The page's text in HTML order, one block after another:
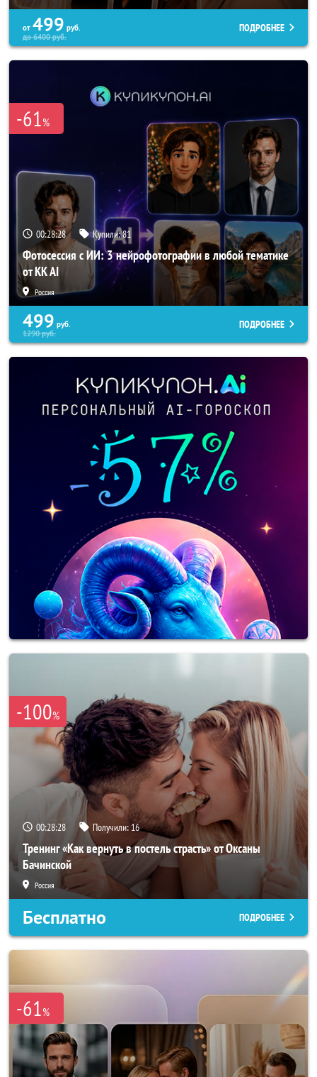
от 499 руб.
до6400руб.
ПОДРОБНЕЕ
-61%
00:28:25 Купили:81
Фотосессия с ИИ: 3 нейрофотографии в любой тематике
от KK AI
Россия
499 руб.
1290руб.
ПОДРОБНЕЕ
-100%
00:28:25 Получили: 16
Тренинг «Как вернуть в постель страсть» от Оксаны
Бачинской
Россия
Бесплатно ПОДРОБНЕЕ
-61%